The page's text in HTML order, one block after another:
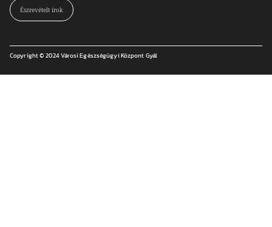
Észrevételt írok
Copyright © 2024 Városi Egészségügyi Központ Gyál